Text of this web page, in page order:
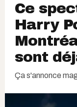
Ce
Harry
sont
Ça s'annonce